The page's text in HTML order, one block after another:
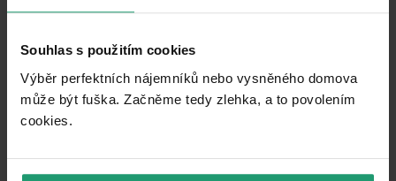
Souhlas s použitím cookies
Výběr perfektních nájemníků nebo vysněného domova
může být fuška. Začněme tedy zlehka, a to povolením
cookies.​
12 3
Add to favorites